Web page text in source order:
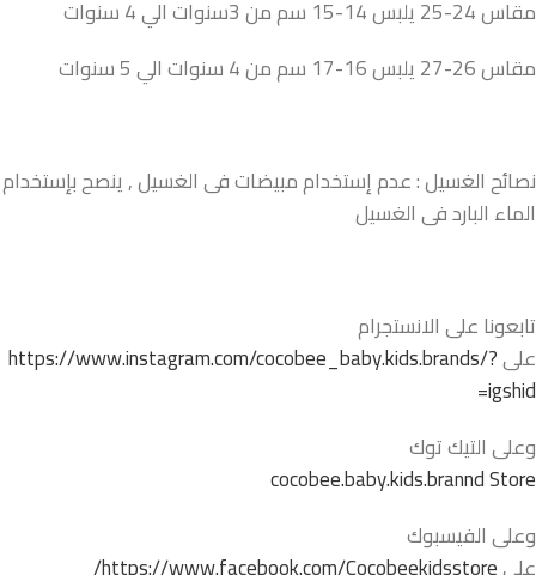
مقاس 24-25 يلبس 14-15 سم من 3سنوات الي 4 سنوات
مقاس 26-27 يلبس 16-17 سم من 4 سنوات الي 5 سنوات
نصائح الغسيل : عدم إستخدام مبيضات فى الغسيل , ينصح بإستخدام
الماء البارد فى الغسيل
تابعونا على الانستجرام
علىhttps://www.instagram.com/cocobee_baby.kids.brands/?
igshid=
وعلى التيك توك
cocobee.baby.kids.brannd Store
وعلى الفيسبوك